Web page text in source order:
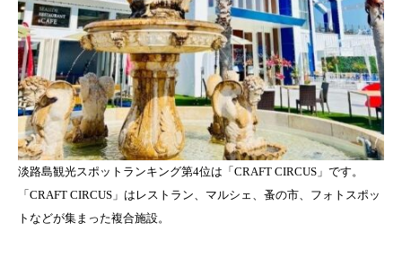
淡路島観光スポットランキング第4位は「CRAFT CIRCUS」です。
「CRAFT CIRCUS」はレストラン、マルシェ、蚤の市、フォトスポッ
トなどが集まった複合施設。